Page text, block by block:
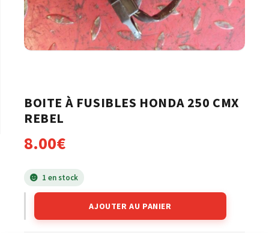
BOITE À FUSIBLES HONDA 250 CMX
REBEL
8.00€
1 en stock
AJOUTER AU PANIER